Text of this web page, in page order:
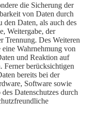
die Sicherung der
von Daten durch
den Daten, als auch des
Weitergabe, der
Trennung. Des Weiteren
Wahrnehmung von
und Reaktion auf
Ferner berücksichtigen
bereits bei der
Software sowie
Datenschutzes durch